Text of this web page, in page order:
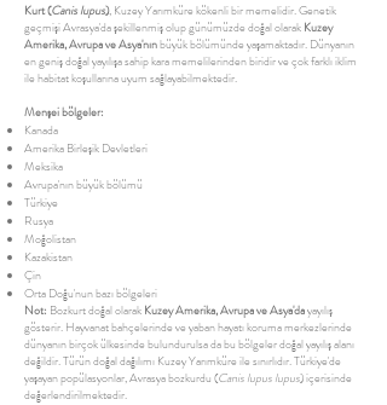
Kurt (Canis lupus), Kuzey Yarımküre kökenli bir memelidir. Genetik
geçmişi Avrasya'da şekillenmiş olup günümüzde doğal olarak Kuzey
Amerika, Avrupa ve Asya'nınbüyük bölümünde yaşamaktadır. Dünyanın
en geniş doğal yayılışa sahip kara memelilerinden biridir ve çok farklı iklim
ile habitat koşullarına uyum sağlayabilmektedir.
Menşei bölgeler:
Kanada
Amerika Birleşik Devletleri
Meksika
Avrupa'nın büyük bölümü
Türkiye
Rusya
Moğolistan
Kazakistan
Çin
Orta Doğu'nun bazı bölgeleri
Not: Bozkurt doğal olarak Kuzey Amerika, Avrupa ve Asya'dayayılış
gösterir. Hayvanat bahçelerinde ve yaban hayatı koruma merkezlerinde
dünyanın birçok ülkesinde bulundurulsa da bu bölgeler doğal yayılış alanı
değildir. Türün doğal dağılımı Kuzey Yarımküre ile sınırlıdır. Türkiye'de
yaşayan popülasyonlar, Avrasya bozkurdu (Canis lupus lupus) içerisinde
değerlendirilmektedir.